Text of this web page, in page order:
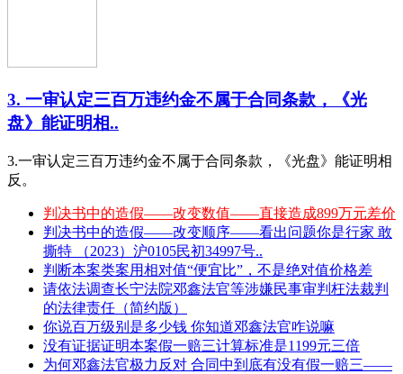
3. 一审认定三百万违约金不属于合同条款，《光
盘》能证明相..
3.一审认定三百万违约金不属于合同条款，《光盘》能证明相
反。
判决书中的造假——改变数值——直接造成899万元差价
判决书中的造假——改变顺序——看出问题你是行家 敢
撕特 （2023）沪0105民初34997号..
判断本案类案用相对值“便宜比”，不是绝对值价格差
请依法调查长宁法院邓鑫法官等涉嫌民事审判枉法裁判
的法律责任（简约版）
你说百万级别是多少钱 你知道邓鑫法官咋说嘛
没有证据证明本案假一赔三计算标准是1199元三倍
为何邓鑫法官极力反对 合同中到底有没有假一赔三——